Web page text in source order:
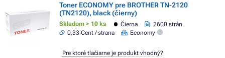
Toner ECONOMY pre BROTHER TN-2120
(TN2120), black (čierny)
Skladom > 10 ks Čierna
2600 strán
0,33 Cent / strana
Economy
Pre ktoré tlačiarne je produkt vhodný?